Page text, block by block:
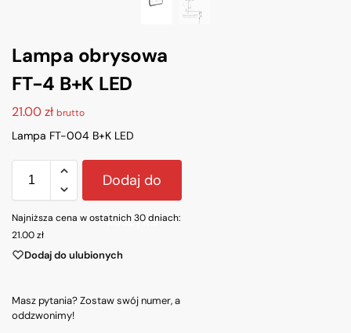
Lampa obrysowa
FT-4 B+K LED
21.00zł brutto
Lampa FT-004 B+K LED
Dodaj do
koszyka
Najniższa cena w ostatnich 30 dniach:
21.00zł
Dodaj do ulubionych
Masz pytania? Zostaw swój numer, a
oddzwonimy!